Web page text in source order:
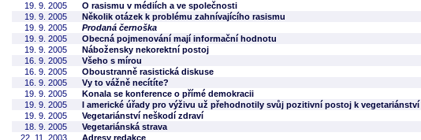
19. 9. 2005
O rasismu v médiích a ve společnosti
19. 9. 2005
Několik otázek k problému zahnívajícího rasismu
19. 9. 2005
Prodaná černoška
19. 9. 2005
Obecná pojmenování mají informační hodnotu
19. 9. 2005
Nábožensky nekorektní postoj
16. 9. 2005
Všeho s mírou
16. 9. 2005
Oboustranně rasistická diskuse
16. 9. 2005
Vy to vážně necítíte?
19. 9. 2005
Konala se konference o přímé demokracii
19. 9. 2005
I americké úřady pro výživu už přehodnotily svůj pozitivní postoj k vegetariánství
19. 9. 2005
Vegetariánství neškodí zdraví
18. 9. 2005
Vegetariánská strava
22. 11. 2003
Adresy redakce